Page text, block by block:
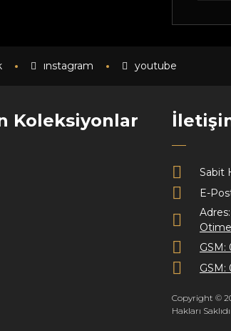
instagram youtube
Koleksiyonlar
Sabit
E-
Adres:
GSM:
GSM:
Copyright ©
Hakları